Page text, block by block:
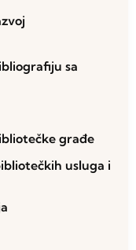
sa
građe
usluga i